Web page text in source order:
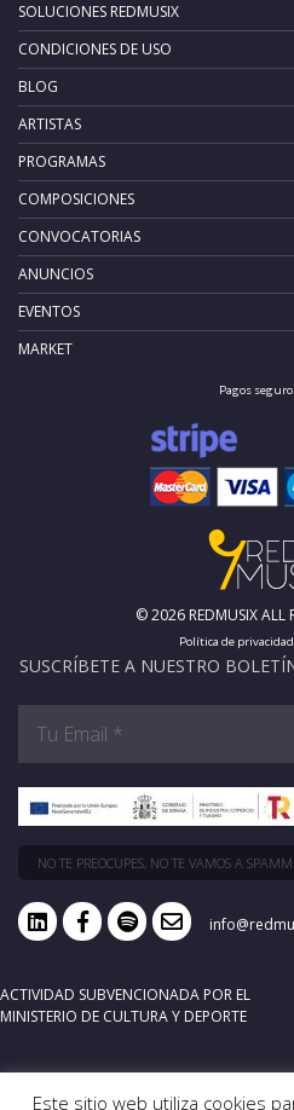
SOLUCIONES REDMUSIX
CONDICIONES DE USO
BLOG
ARTISTAS
PROGRAMAS
COMPOSICIONES
CONVOCATORIAS
ANUNCIOS
EVENTOS
MARKET
Pagos
© 2026 REDMUSIX ALL
Política de privacidad
SUSCRÍBETE A NUESTRO
NO TE PREOCUPES, NO TE VAMOS A
ACTIVIDAD SUBVENCIONADA POR EL
MINISTERIO DE CULTURA Y DEPORTE
Este sitio web utiliza cookies